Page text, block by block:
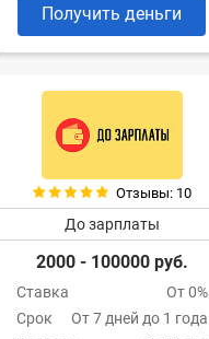
Получить деньги
Отзывы: 10
До зарплаты
2000 - 100000 руб.
Ставка
От 0%
Срок
От 7 дней до 1 года